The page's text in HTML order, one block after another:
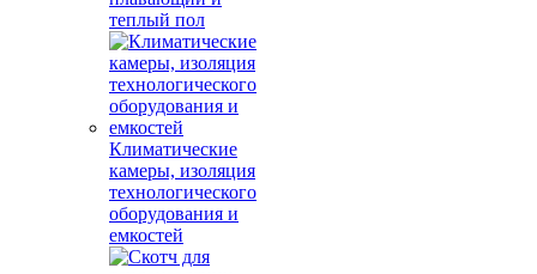
теплый пол
Климатические
камеры, изоляция
технологического
оборудования и
емкостей